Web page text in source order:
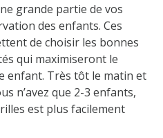
grande partie de vos
des enfants. Ces
de choisir les bonnes
qui maximiseront le
enfant. Très tôt le matin et
n’avez que 2-3 enfants,
est plus facilement